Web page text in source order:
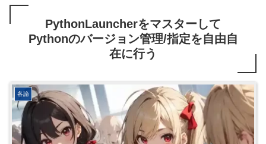
PythonLauncherをマスターして
Pythonのバージョン管理/指定を自由自
在に行う
各論